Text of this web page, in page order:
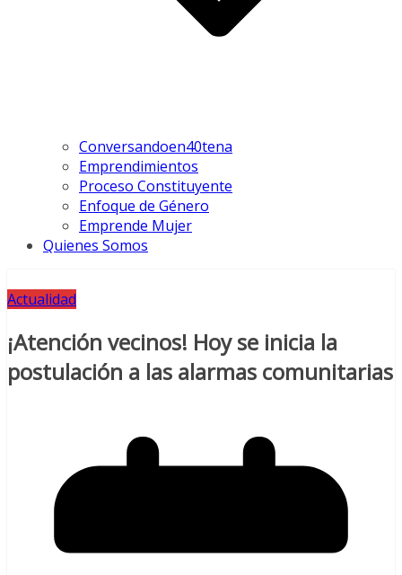
Conversandoen40tena
Emprendimientos
Proceso Constituyente
Enfoque de Género
Emprende Mujer
Quienes Somos
Actualidad
¡Atención vecinos! Hoy se inicia la
postulación a las alarmas comunitarias